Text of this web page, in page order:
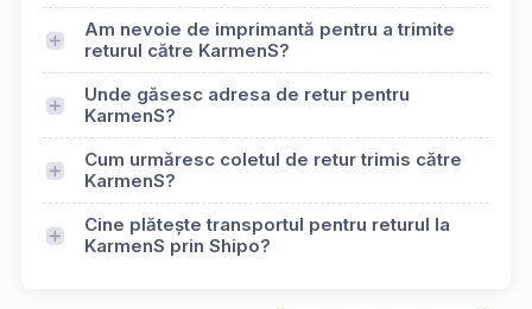
Am nevoie de imprimantă pentru a trimite
returul către KarmenS?
Unde găsesc adresa de retur pentru
KarmenS?
Cum urmăresc coletul de retur trimis către
KarmenS?
Cine plătește transportul pentru returul la
KarmenS prin Shipo?